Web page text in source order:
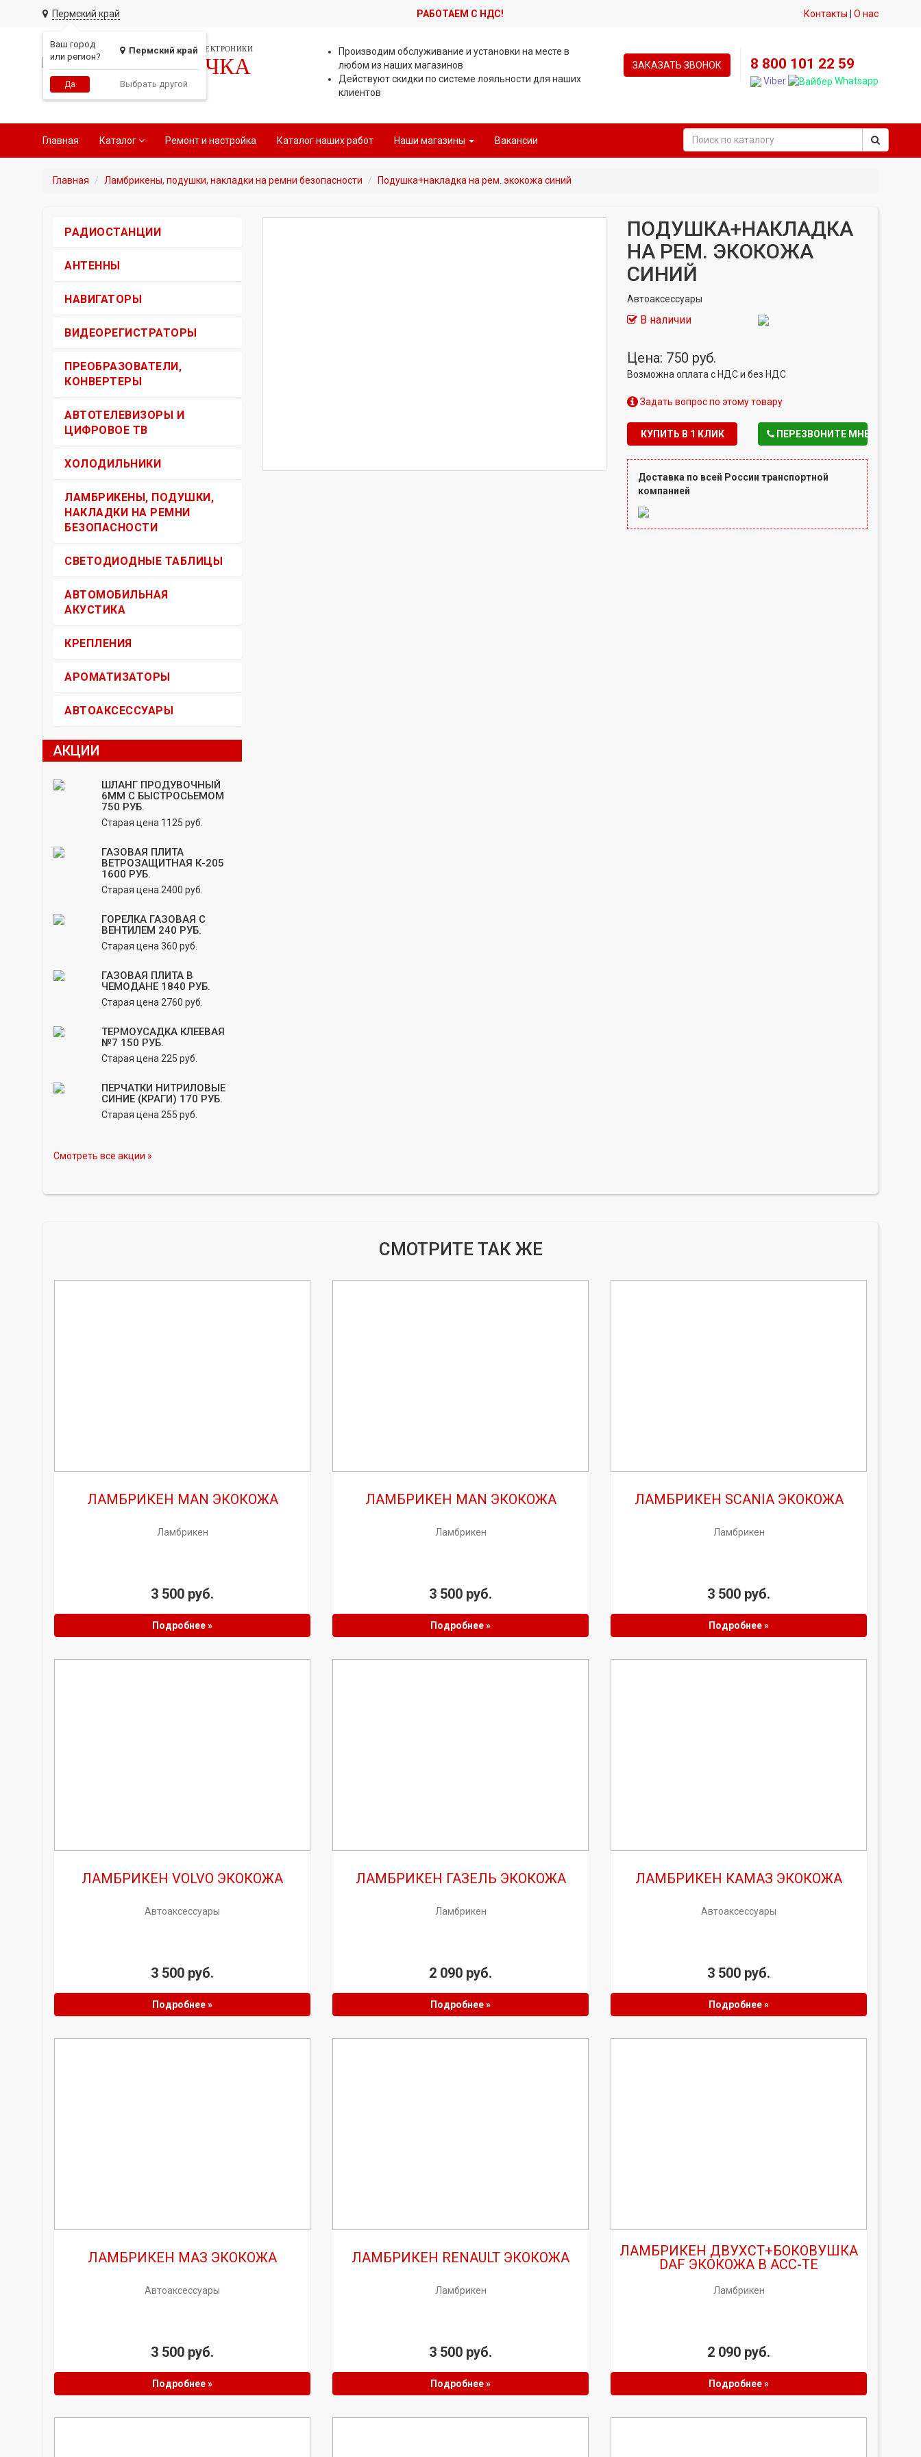
Пермский край
Ваш город
или регион?
Пермский край
Да Выбрать другой
РАБОТАЕМ С НДС! Контакты О нас
СЕТЬ МАГАЗИНОВ АВТОЭЛЕКТРОНИКИ
РАДИОТОЧКА
Производим обслуживание и установки на месте в
любом из наших магазинов
Действуют скидки по системе лояльности для наших
клиентов
ЗАКАЗАТЬ ЗВОНОК 8 800 101 22 59
Viber Whatsapp
Главная Каталог Ремонт и настройка Каталог наших работ Наши магазины Вакансии
Главная Ламбрикены, подушки, накладки на ремни безопасности Подушка+накладка на рем. экокожа синий
РАДИОСТАНЦИИ
АНТЕННЫ
НАВИГАТОРЫ
ВИДЕОРЕГИСТРАТОРЫ
ПРЕОБРАЗОВАТЕЛИ,
КОНВЕРТЕРЫ
АВТОТЕЛЕВИЗОРЫ И
ЦИФРОВОЕ ТВ
ХОЛОДИЛЬНИКИ
ЛАМБРИКЕНЫ, ПОДУШКИ,
НАКЛАДКИ НА РЕМНИ
БЕЗОПАСНОСТИ
СВЕТОДИОДНЫЕ ТАБЛИЦЫ
АВТОМОБИЛЬНАЯ
АКУСТИКА
КРЕПЛЕНИЯ
АРОМАТИЗАТОРЫ
АВТОАКСЕССУАРЫ
АКЦИИ
ШЛАНГ ПРОДУВОЧНЫЙ
6ММ С БЫСТРОСЬЕМОМ
750 РУБ.
Старая цена 1125 руб.
ГАЗОВАЯ ПЛИТА
ВЕТРОЗАЩИТНАЯ К-205
1600 РУБ.
Старая цена 2400 руб.
ГОРЕЛКА ГАЗОВАЯ С
ВЕНТИЛЕМ 240 РУБ.
Старая цена 360 руб.
ГАЗОВАЯ ПЛИТА В
ЧЕМОДАНЕ 1840 РУБ.
Старая цена 2760 руб.
ТЕРМОУСАДКА КЛЕЕВАЯ
№7 150 РУБ.
Старая цена 225 руб.
ПЕРЧАТКИ НИТРИЛОВЫЕ
СИНИЕ (КРАГИ) 170 РУБ.
Старая цена 255 руб.
Смотреть все акции »
ПОДУШКА+НАКЛАДКА
НА РЕМ. ЭКОКОЖА
СИНИЙ
Автоаксессуары
В наличии
Цена: 750 руб.
Возможна оплата с НДС и без НДС
Задать вопрос по этому товару
КУПИТЬ В 1 КЛИК ПЕРЕЗВОНИТЕ МНЕ
Доставка по всей России транспортной
компанией
СМОТРИТЕ ТАК ЖЕ
ЛАМБРИКЕН MAN ЭКОКОЖА
Ламбрикен
3 500 руб.
Подробнее »
ЛАМБРИКЕН MAN ЭКОКОЖА
Ламбрикен
3 500 руб.
Подробнее »
ЛАМБРИКЕН SCANIA ЭКОКОЖА
Ламбрикен
3 500 руб.
Подробнее »
ЛАМБРИКЕН VOLVO ЭКОКОЖА
Автоаксессуары
3 500 руб.
Подробнее »
ЛАМБРИКЕН ГАЗЕЛЬ ЭКОКОЖА
Ламбрикен
2 090 руб.
Подробнее »
ЛАМБРИКЕН КАМАЗ ЭКОКОЖА
Автоаксессуары
3 500 руб.
Подробнее »
ЛАМБРИКЕН МАЗ ЭКОКОЖА
Автоаксессуары
3 500 руб.
Подробнее »
ЛАМБРИКЕН RENAULT ЭКОКОЖА
Ламбрикен
3 500 руб.
Подробнее »
ЛАМБРИКЕН ДВУХСТ+БОКОВУШКА
DAF ЭКОКОЖА В АСС-ТЕ
Ламбрикен
2 090 руб.
Подробнее »